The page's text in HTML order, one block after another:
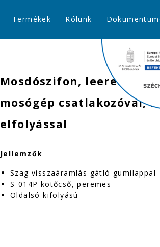
Termékek Rólunk
Mosdószifon,
mosógép csatlakozóval,
elfolyással
Jellemzők
Szag visszaáramlás gátló gumilappal
S-014P kötőcső, peremes
Oldalsó kifolyású